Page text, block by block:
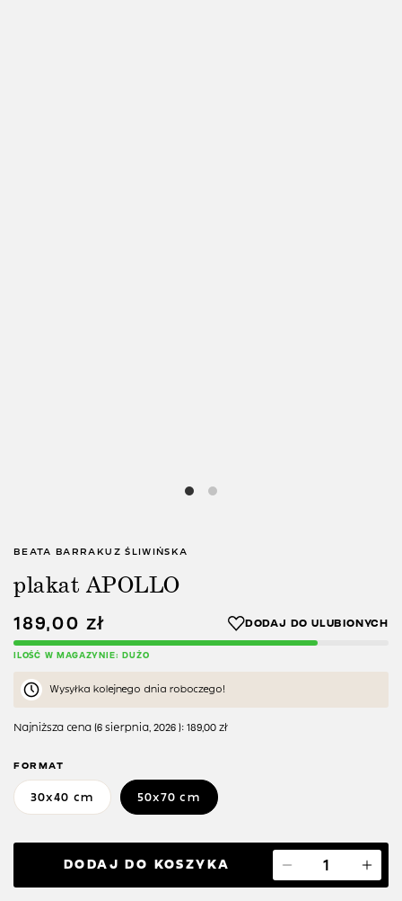
BEATA BARRAKUZ ŚLIWIŃSKA
plakat APOLLO
189,00 zł
ILOŚĆ W MAGAZYNIE: DUŻO
Wysyłka kolejnego dnia roboczego!
Najniższa cena (6 sierpnia, 2026 ): 189,00 zł
FORMAT
30x40 cm 50x70 cm
DODAJ DO KOSZYKA